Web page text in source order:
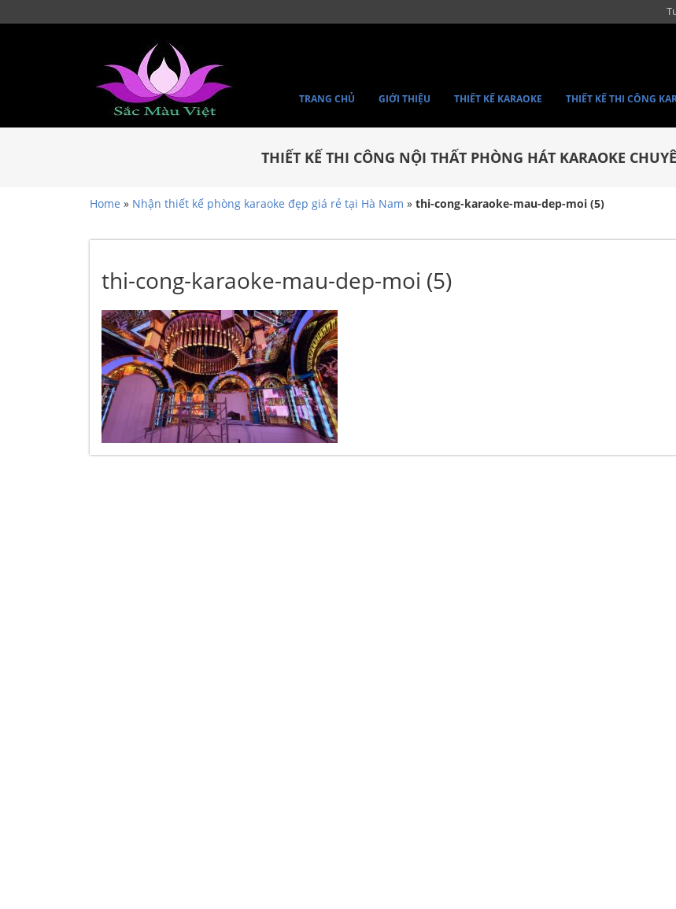
TRANG CHỦ GIỚI THIỆU THIẾT KẾ KARAOKE THIẾT KẾ THI CÔNG
THIẾT KẾ THI CÔNG NỘI THẤT PHÒNG HÁT KARAOKE
Home » Nhận thiết kế phòng karaoke đẹp giá rẻ tại Hà Nam » thi-cong-karaoke-mau-dep-moi (5)
thi-cong-karaoke-mau-dep-moi (5)